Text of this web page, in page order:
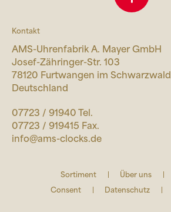
Kontakt
AMS-Uhrenfabrik A. Mayer GmbH
Josef-Zähringer-Str. 103
78120 Furtwangen im Schwarzwald
Deutschland
07723 / 91940 Tel.
07723 / 919415 Fax.
info@ams-clocks.de
Sortiment Über uns
Consent
Datenschutz